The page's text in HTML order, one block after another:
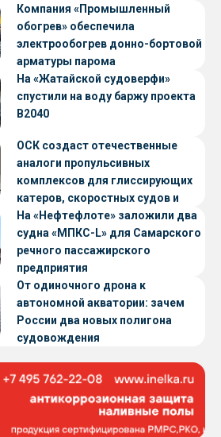
Компания «Промышленный
обогрев» обеспечила
электрообогрев донно-бортовой
арматуры парома
«Петропавловск» проекта CNF22
На «Жатайской судоверфи»
спустили на воду баржу проекта
В2040
ОСК создаст отечественные
аналоги пропульсивных
комплексов для глиссирующих
катеров, скоростных судов и
судов с малой осадкой
На «Нефтефлоте» заложили два
судна «МПКС-L» для Самарского
речного пассажирского
предприятия
От одиночного дрона к
автономной акватории: зачем
России два новых полигона
судовождения